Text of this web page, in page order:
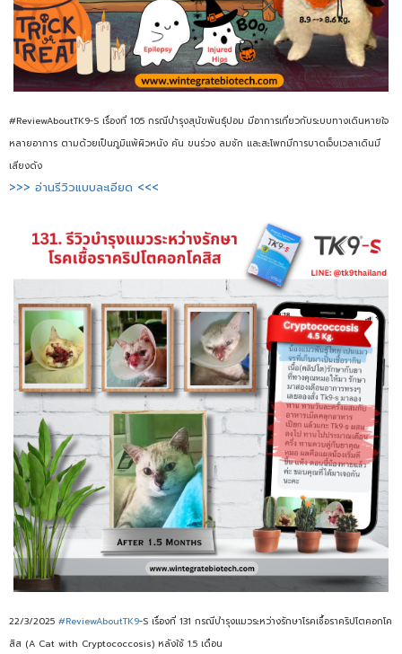
#ReviewAboutTK9-S เรื่องที่ 105 กรณีบำรุงสุนัขพันธุ์ปอม มีอาการเกี่ยวกับระบบทางเดินหายใจ
หลายอาการ ตามด้วยเป็นภูมิแพ้ผิวหนัง คัน ขนร่วง ลมชัก และสะโพกมีการบาดเจ็บเวลาเดินมี
เสียงดัง
>>> อ่านรีวิวแบบละเอียด <<<
22/3/2025 #ReviewAboutTK9-S เรื่องที่ 131 กรณีบำรุงแมวระหว่างรักษาโรคเชื้อราคริปโตคอกโค
สิส (A Cat with Cryptococcosis) หลังใช้ 1.5 เดือน